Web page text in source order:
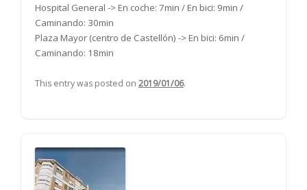
Hospital General -> En coche: 7min / En bici: 9min /
Caminando: 30min
Plaza Mayor (centro de Castellón) -> En bici: 6min /
Caminando: 18min
This entry was posted on 2019/01/06.